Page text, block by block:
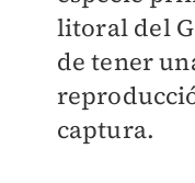
litoral del
de tener
captura.